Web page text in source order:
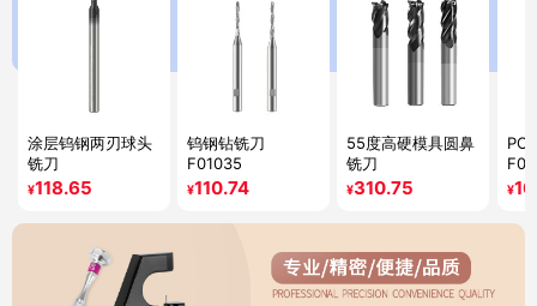
涂层钨钢两刃球头
铣刀
¥118.65
钨钢钻铣刀
F01035
¥110.74
55度高硬模具圆鼻
铣刀
¥310.75 ¥